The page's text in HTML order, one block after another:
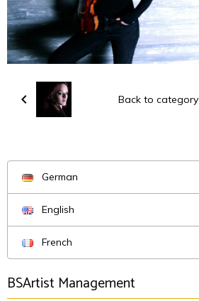
Back to category
German
English
French
BSArtist Management